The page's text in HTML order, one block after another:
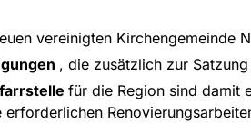
vereinigten Kirchengemeinde
, die zusätzlich zur
für die Region sind damit